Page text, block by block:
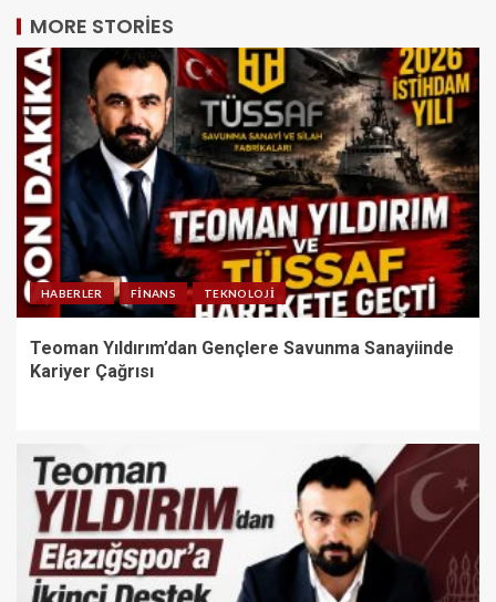
MORE STORIES
HABERLER FINANS TEKNOLOJI
Teoman Yıldırım’dan Gençlere Savunma Sanayiinde
Kariyer Çağrısı